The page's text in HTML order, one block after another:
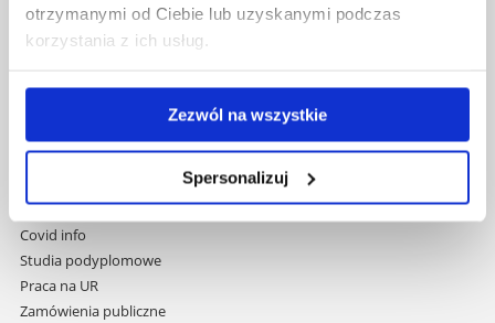
otrzymanymi od Ciebie lub uzyskanymi podczas
korzystania z ich usług.
Zezwól na wszystkie
Spersonalizuj
Uniwersytet Rzeszowski
nawigację
przejdź
do
treści
Mapa serwisu
Wydawnictwo
Covid info
Studia podyplomowe
Praca na UR
Zamówienia publiczne